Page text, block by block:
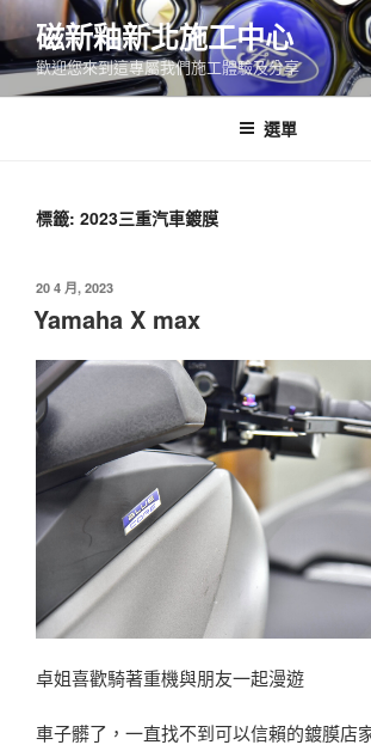
跳
至
主
要
磁新釉新北施工中心
歡迎您來到這專屬我們施工體驗及分享
選單
標籤: 2023三重汽車鍍膜
發
佈
於
20 4 月, 2023
Yamaha X max
卓姐喜歡騎著重機與朋友一起漫遊
車子髒了，一直找不到可以信賴的鍍膜店